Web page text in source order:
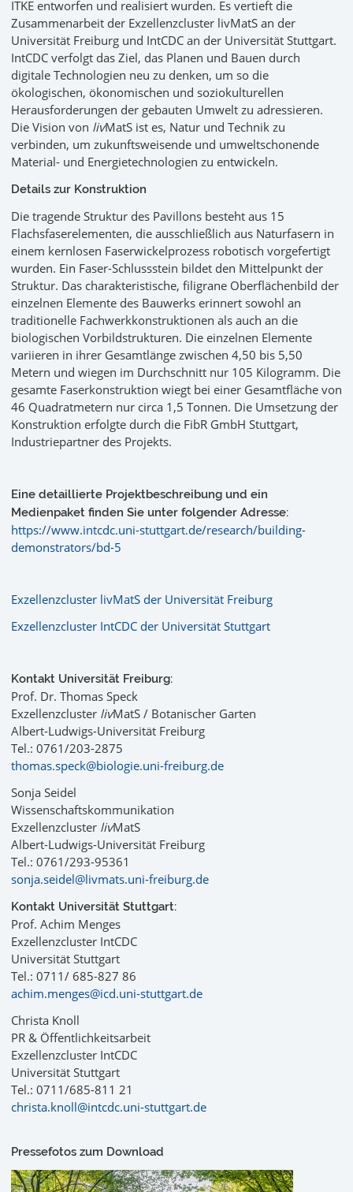
ITKE entworfen und realisiert wurden. Es vertieft die
Zusammenarbeit der Exzellenzcluster livMatS an der
Universität Freiburg und IntCDC an der Universität Stuttgart.
IntCDC verfolgt das Ziel, das Planen und Bauen durch
digitale Technologien neu zu denken, um so die
ökologischen, ökonomischen und soziokulturellen
Herausforderungen der gebauten Umwelt zu adressieren.
Die Vision von livMatS ist es, Natur und Technik zu
verbinden, um zukunftsweisende und umweltschonende
Material- und Energietechnologien zu entwickeln.
Details zur Konstruktion
Die tragende Struktur des Pavillons besteht aus 15
Flachsfaserelementen, die ausschließlich aus Naturfasern in
einem kernlosen Faserwickelprozess robotisch vorgefertigt
wurden. Ein Faser-Schlussstein bildet den Mittelpunkt der
Struktur. Das charakteristische, filigrane Oberflächenbild der
einzelnen Elemente des Bauwerks erinnert sowohl an
traditionelle Fachwerkkonstruktionen als auch an die
biologischen Vorbildstrukturen. Die einzelnen Elemente
variieren in ihrer Gesamtlänge zwischen 4,50 bis 5,50
Metern und wiegen im Durchschnitt nur 105 Kilogramm. Die
gesamte Faserkonstruktion wiegt bei einer Gesamtfläche von
46 Quadratmetern nur circa 1,5 Tonnen. Die Umsetzung der
Konstruktion erfolgte durch die FibR GmbH Stuttgart,
Industriepartner des Projekts.
Eine detaillierte Projektbeschreibung und ein
Medienpaket finden Sie unter folgender Adresse:
https://www.intcdc.uni-stuttgart.de/research/building-
demonstrators/bd-5
Exzellenzcluster livMatS der Universität Freiburg
Exzellenzcluster IntCDC der Universität Stuttgart
Kontakt Universität Freiburg:
Prof. Dr. Thomas Speck
Exzellenzcluster livMatS / Botanischer Garten
Albert-Ludwigs-Universität Freiburg
Tel.: 0761/203-2875
thomas.speck@biologie.uni-freiburg.de
Sonja Seidel
Wissenschaftskommunikation
Exzellenzcluster livMatS
Albert-Ludwigs-Universität Freiburg
Tel.: 0761/293-95361
sonja.seidel@livmats.uni-freiburg.de
Kontakt Universität Stuttgart:
Prof. Achim Menges
Exzellenzcluster IntCDC
Universität Stuttgart
Tel.: 0711/ 685-827 86
achim.menges@icd.uni-stuttgart.de
Christa Knoll
PR & Öffentlichkeitsarbeit
Exzellenzcluster IntCDC
Universität Stuttgart
Tel.: 0711/685-811 21
christa.knoll@intcdc.uni-stuttgart.de
Pressefotos zum Download